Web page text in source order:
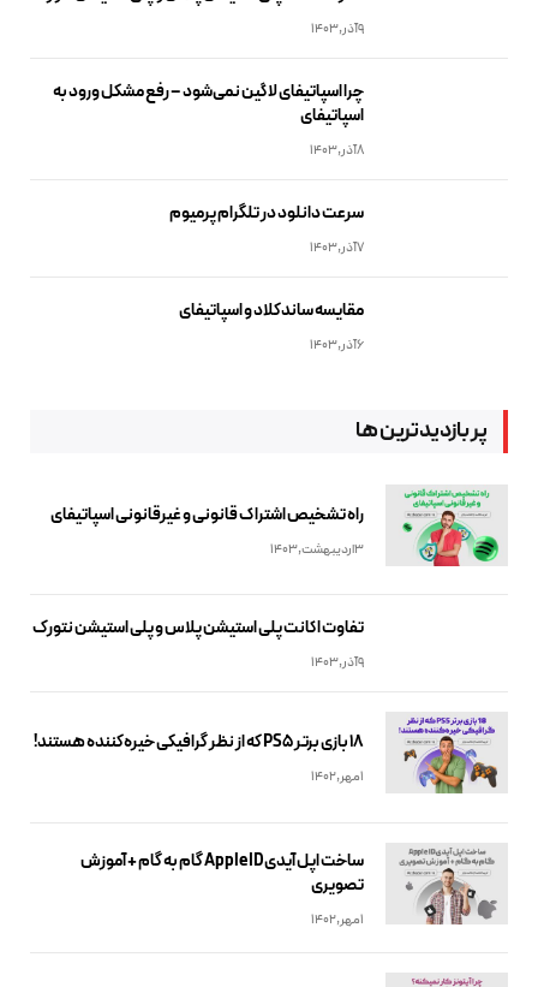
9آذر,1403
چرا اسپاتیفای لاگین نمی‌شود – رفع مشکل ورود به
اسپاتیفای
8آذر,1403
سرعت دانلود در تلگرام پرمیوم
7آذر,1403
مقایسه ساندکلاد و اسپاتیفای
6آذر,1403
پر بازدیدترین ها
راه تشخیص اشتراک قانونی و غیرقانونی اسپاتیفای
3اردیبهشت,1403
تفاوت اکانت پلی استیشن پلاس و پلی استیشن نتورک
9آذر,1403
18 بازی برتر PS5 که از نظر گرافیکی خیره‌کننده هستند!
1مهر,1402
ساخت اپل آیدیApple ID گام به گام + آموزش
تصویری
1مهر,1402